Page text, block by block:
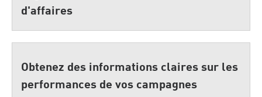
d'affaires
Obtenez des informations claires sur les
performances de vos campagnes